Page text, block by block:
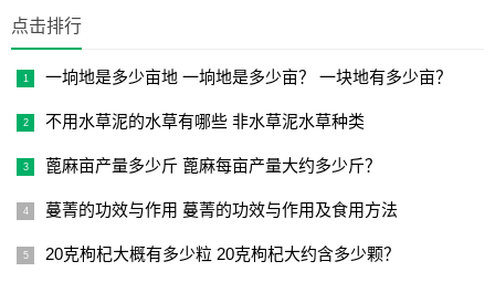
点击排行
一垧地是多少亩地 一垧地是多少亩？ 一块地有多少亩？
不用水草泥的水草有哪些 非水草泥水草种类
蓖麻亩产量多少斤 蓖麻每亩产量大约多少斤？
蔓菁的功效与作用 蔓菁的功效与作用及食用方法
20克枸杞大概有多少粒 20克枸杞大约含多少颗？